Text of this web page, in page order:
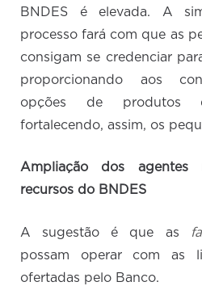
BNDES é elevada. A
processo fará com que as
consigam se credenciar
proporcionando aos
opções de produtos
fortalecendo, assim, os
Ampliação dos agentes
recursos do BNDES
A sugestão é que as
possam operar com as
ofertadas pelo Banco.